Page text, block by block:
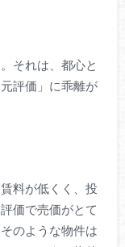
それは、都心と
評価」に乖離が
料が低くく、投
価で売価がとて
のような物件は